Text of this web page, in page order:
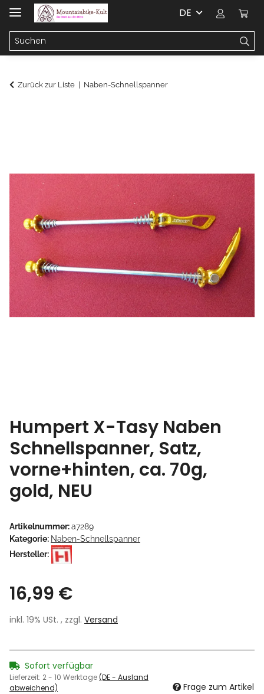
DE
Zurück zur Liste Naben-Schnellspanner
Humpert X-Tasy Naben
Schnellspanner, Satz,
vorne+hinten, ca. 70g,
gold, NEU
Artikelnummer:a7289
Kategorie: Naben-Schnellspanner
Hersteller:
16,99 €
inkl. 19% USt. , zzgl. Versand
Sofort verfügbar
Lieferzeit: 2 - 10 Werktage(DE - Ausland
abweichend)
Frage zum Artikel